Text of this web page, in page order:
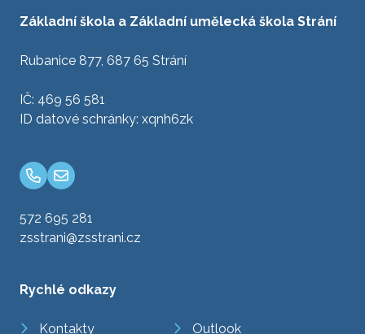
Základní škola a Základní umělecká škola Strání
Rubanice 877, 687 65 Strání
IČ: 469 56 581
ID datové schránky: xqnh6zk
572 695 281
zsstrani@zsstrani.cz
Rychlé odkazy
Kontakty Outlook